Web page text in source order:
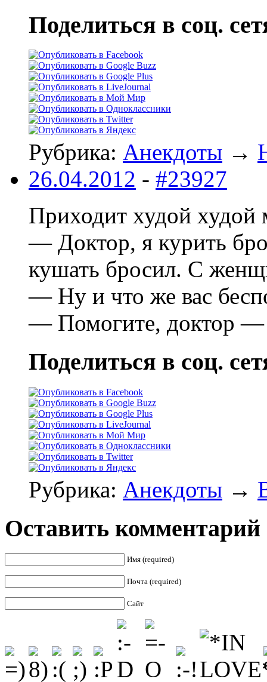
Поделиться в соц.
Рубрика: Анекдоты →
26.04.2012 - #23927
Приходит худой худой
— Доктор, я курить
кушать бросил. С
— Ну и что же вас
— Помогите, доктор —
Поделиться в соц.
Рубрика: Анекдоты →
Оставить комментарий
Имя (required)
Почта (required)
Сайт